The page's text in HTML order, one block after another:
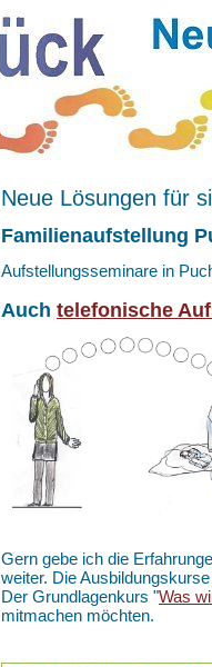
Neue Lösungen für
Familienaufstellung
Aufstellungsseminare in
Auch telefonische
Gern gebe ich die
weiter. Die
Der Grundlagenkurs "Was
mitmachen möchten.